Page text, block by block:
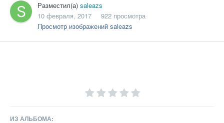
Разместил(а) saleazs
10 февраля, 2017
922 просмотра
Просмотр изображений saleazs
ИЗ АЛЬБОМА: